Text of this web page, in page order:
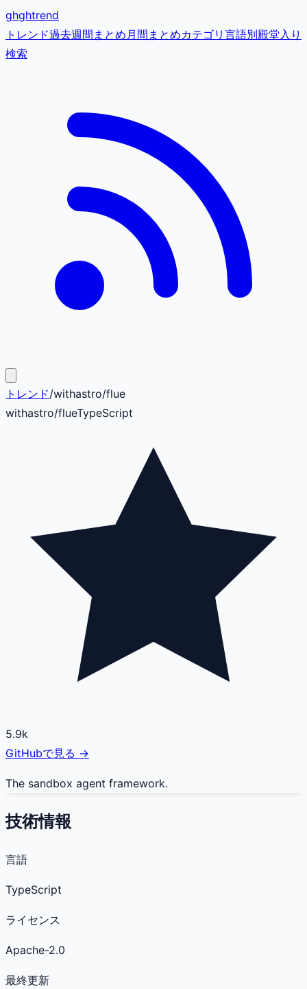
ghghtrend
トレンド過去週間まとめ月間まとめカテゴリ 言語別殿堂入り
検索
トレンド/withastro/flue
withastro/flueTypeScript
5.9k
GitHubで見る →
The sandbox agent framework.
技術情報
言語
TypeScript
ライセンス
Apache-2.0
最終更新